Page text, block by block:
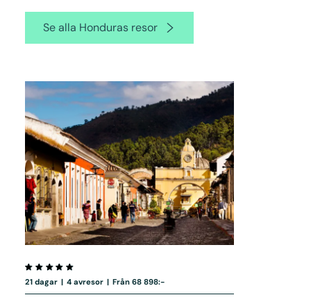
Se alla Honduras resor
21 dagar | 4 avresor | Från 68 898:-